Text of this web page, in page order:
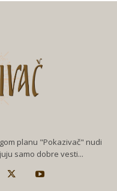
planu "Pokazivač" nudi
samo dobre vesti...